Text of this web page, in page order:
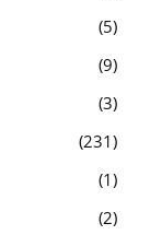
5
9
3
231
1
2